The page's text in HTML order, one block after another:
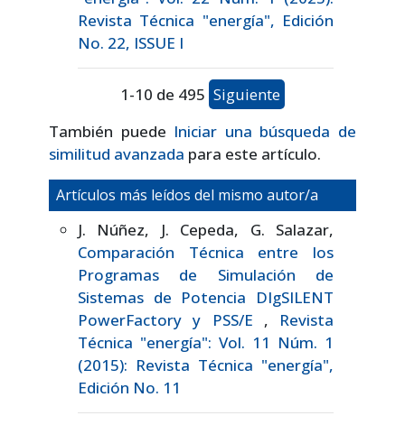
Revista Técnica "energía", Edición
No. 22, ISSUE I
1-10 de 495 Siguiente
También puede Iniciar una búsqueda de
similitud avanzada para este artículo.
Artículos más leídos del mismo autor/a
J. Núñez, J. Cepeda, G. Salazar,
Comparación Técnica entre los
Programas de Simulación de
Sistemas de Potencia DIgSILENT
PowerFactory y PSS/E , Revista
Técnica "energía": Vol. 11 Núm. 1
(2015): Revista Técnica "energía",
Edición No. 11